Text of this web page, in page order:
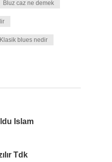
Bluz caz ne demek
Klasik blues nedir
Islam
Tdk